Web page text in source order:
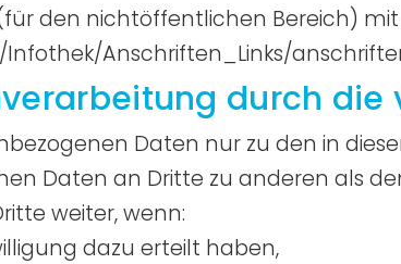
den nichtöffentlichen Bereich)
Anschriften_Links/
durch
Daten nur zu den in
Daten an Dritte zu anderen als
weiter, wenn:
dazu erteilt haben,